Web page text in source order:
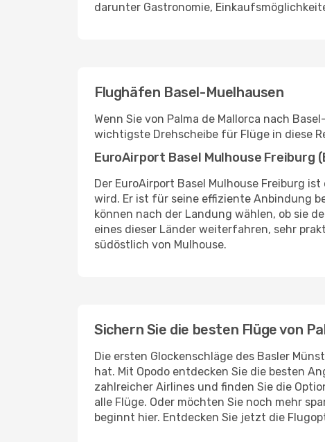
darunter Gastronomie,
Flughäfen Basel-Muelhausen
Wenn Sie von Palma de Mallorca nach
wichtigste Drehscheibe für Flüge in diese
EuroAirport Basel Mulhouse Freiburg
Der EuroAirport Basel Mulhouse Freiburg
wird. Er ist für seine effiziente Anbindung
können nach der Landung wählen, ob sie
eines dieser Länder weiterfahren, sehr
südöstlich von Mulhouse.
Sichern Sie die besten Flüge von
Die ersten Glockenschläge des Basler
hat. Mit Opodo entdecken Sie die besten
zahlreicher Airlines und finden Sie die
alle Flüge. Oder möchten Sie noch mehr
beginnt hier. Entdecken Sie jetzt die